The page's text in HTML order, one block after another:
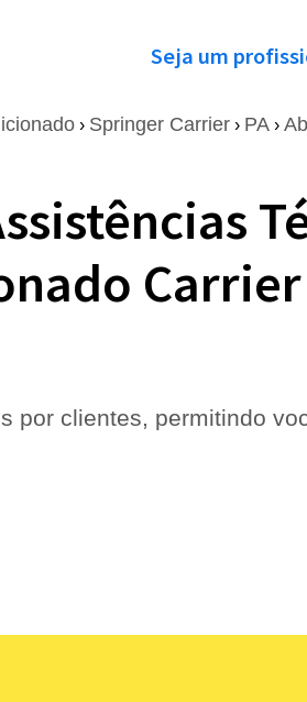
Seja um
› Springer Carrier › PA ›
por clientes, permitindo